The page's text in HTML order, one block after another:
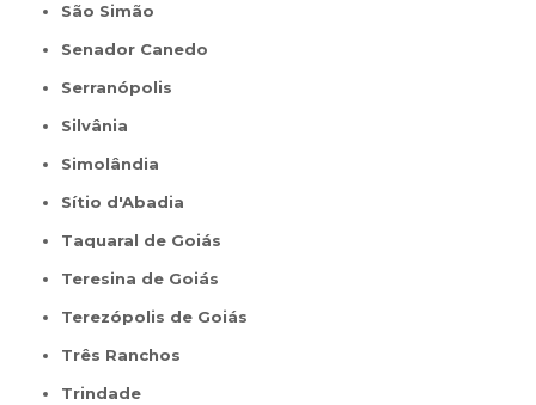
São Simão
Senador Canedo
Serranópolis
Silvânia
Simolândia
Sítio d'Abadia
Taquaral de Goiás
Teresina de Goiás
Terezópolis de Goiás
Três Ranchos
Trindade